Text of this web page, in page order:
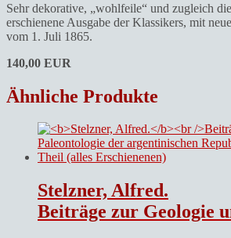
Sehr dekorative, „wohlfeile“ und zugleich
erschienene Ausgabe der Klassikers, mit
vom 1. Juli 1865.
140,00 EUR
Ähnliche Produkte
Stelzner, Alfred.
Beiträge zur Geologie und Paleontologie der argentinischen Republik. I